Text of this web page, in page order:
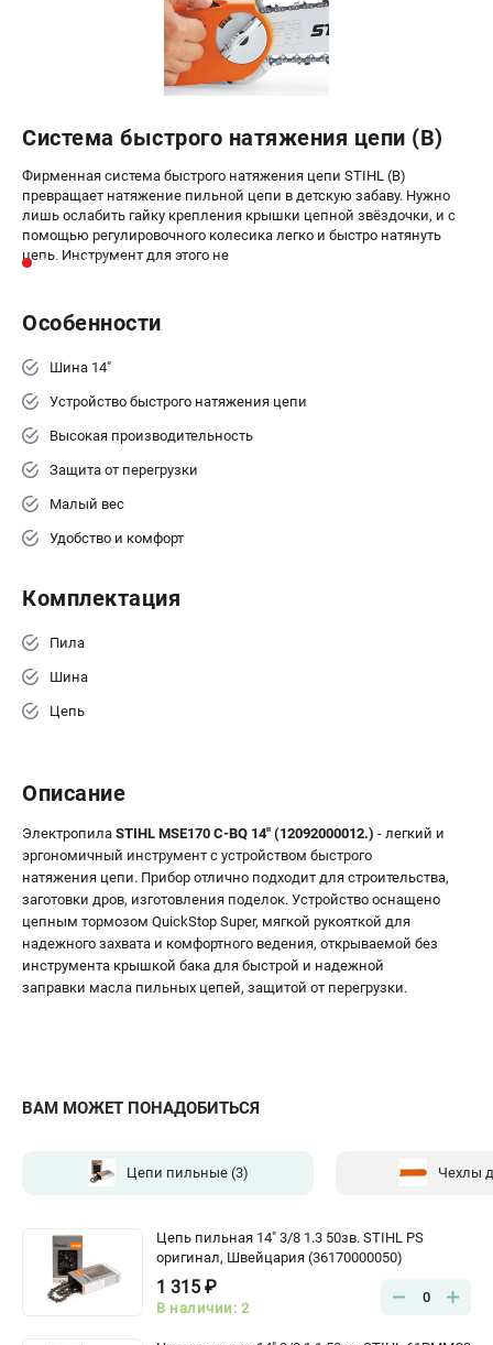
Цепи для бензопил
Леска для триммеров
Средства защиты
Запчасти для инструмента
АККУМУЛЯТОРНАЯ ТЕХНИКА
Воздуходувки аккумуляторные
Газонокосилки аккумуляторные
Пилы цепные аккумуляторные
Триммеры аккумуляторные
ТЕЛЕФОН (ПОМОНА)
Режим работы колл-центра:
ВАМ МОЖЕТ ПОНАДОБИТЬСЯ
Цепи пильные(3) Чехлы
Цепь пильная 14" 3/8 1.3 50зв. STIHL PS
оригинал, Швейцария (36170000050)
1 315 ₽
В наличии: 2
0
Система быстрого натяжения цепи (B)
Фирменная система быстрого натяжения цепи STIHL (B)
превращает натяжение пильной цепи в детскую забаву. Нужно
лишь ослабить гайку крепления крышки цепной звёздочки, и с
помощью регулировочного колесика легко и быстро натянуть
цепь. Инструмент для этого не
Особенности
Шина 14"
Устройство быстрого натяжения цепи
Высокая производительность
Защита от перегрузки
Малый вес
Удобство и комфорт
Комплектация
Пила
Шина
Цепь
Описание
Электропила STIHL MSE170 С-BQ 14" (12092000012.) - легкий и
эргономичный инструмент с устройством быстрого
натяжения цепи. Прибор отлично подходит для строительства,
заготовки дров, изготовления поделок. Устройство оснащено
цепным тормозом QuickStop Super, мягкой рукояткой для
надежного захвата и комфортного ведения, открываемой без
инструмента крышкой бака для быстрой и надежной
заправки масла пильных цепей, защитой от перегрузки.